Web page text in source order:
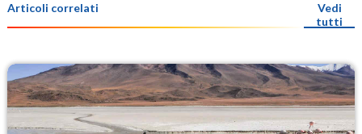
Articoli correlati
Vedi
tutti